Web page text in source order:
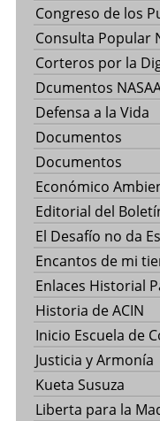
Congreso de los
Consulta Popular
Corteros por la
Dcumentos
Defensa a la Vida
Documentos
Documentos
Económico
Editorial del
El Desafío no da
Encantos de mi
Enlaces Historial
Historia de ACIN
Inicio Escuela de
Justicia y Armonía
Kueta Susuza
Liberta para la